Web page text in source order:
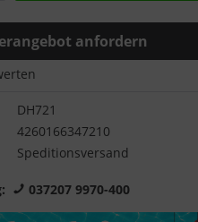
anfordern
DH721
4260166347210
Speditionsversand
037207 9970-400